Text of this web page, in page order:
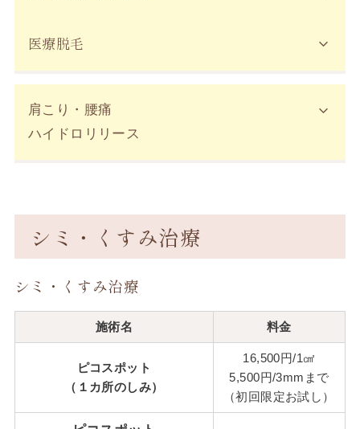
医療脱毛
肩こり・腰痛
ハイドロリリース
シミ・くすみ治療
シミ・くすみ治療
施術名 料金
ピコスポット
（１カ所のしみ）
16,500円/1㎠
5,500円/3mmまで
（初回限定お試し）